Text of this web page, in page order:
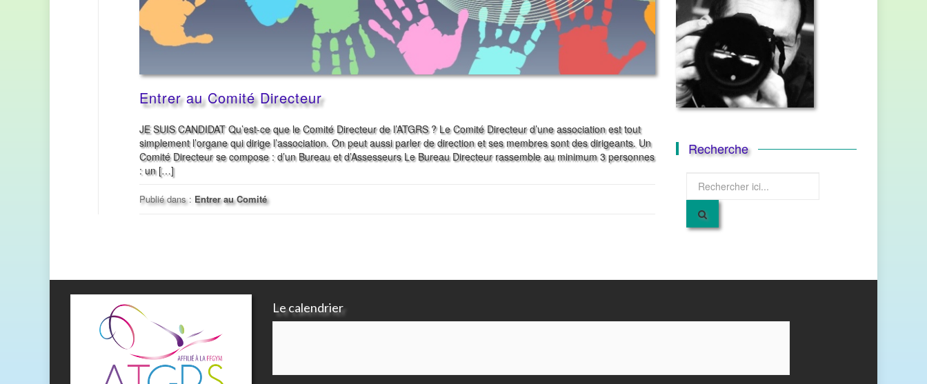
Entrer au Comité Directeur
JE SUIS CANDIDAT Qu’est-ce que le Comité Directeur de l’ATGRS ? Le Comité Directeur d’une association est tout
simplement l’organe qui dirige l’association. On peut aussi parler de direction et ses membres sont des dirigeants. Un
Comité Directeur se compose : d’un Bureau et d’Assesseurs Le Bureau Directeur rassemble au minimum 3 personnes
: un […]
Publié dans : Entrer au Comité
Recherche
pour
Le calendrier